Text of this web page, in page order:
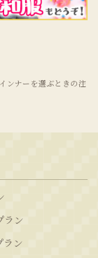
ンナーを選ぶときの注
ラン
ラン